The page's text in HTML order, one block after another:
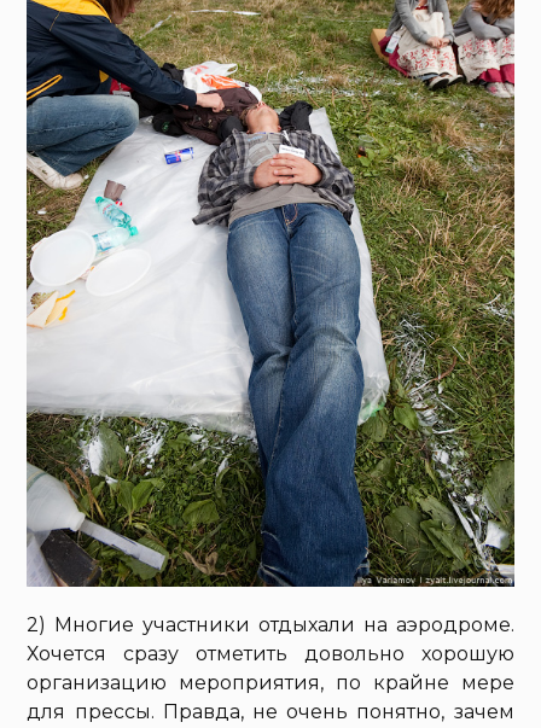
2) Многие участники отдыхали на аэродроме.
Хочется сразу отметить довольно хорошую
организацию мероприятия, по крайне мере
для прессы. Правда, не очень понятно, зачем